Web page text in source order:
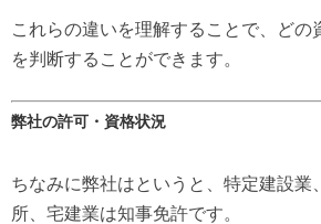
これらの違いを理解することで、どの
を判断することができます。
弊社の許可・資格状況
ちなみに弊社はというと、特定建設業
所、宅建業は知事免許です。